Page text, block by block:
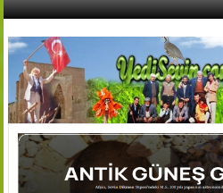
İçeriğe
AFŞİN
YEDİSEVİN